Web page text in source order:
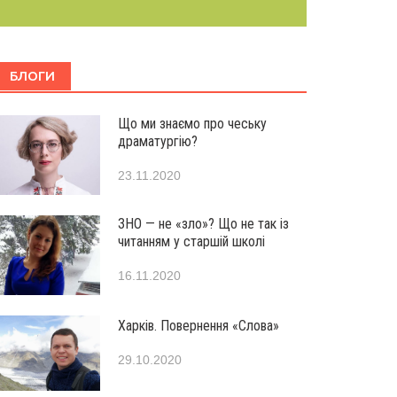
БЛОГИ
Що ми знаємо про чеську
драматургію?
23.11.2020
ЗНО — не «зло»? Що не так із
читанням у старшій школі
16.11.2020
Харків. Повернення «Слова»
29.10.2020